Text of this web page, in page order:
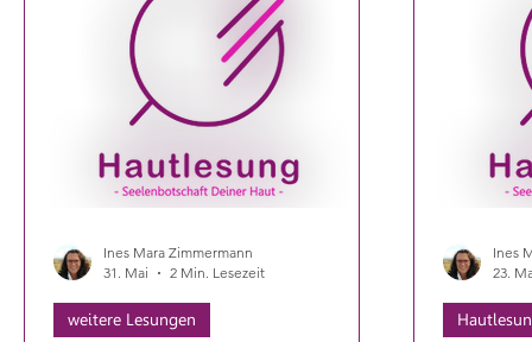
Muttermal
Schuppenflechte Warzen Nesselsucht /
weitere Lesungen
Ines Mara Zimmermann
31. Mai
2 Min. Lesezeit
Ines
23.